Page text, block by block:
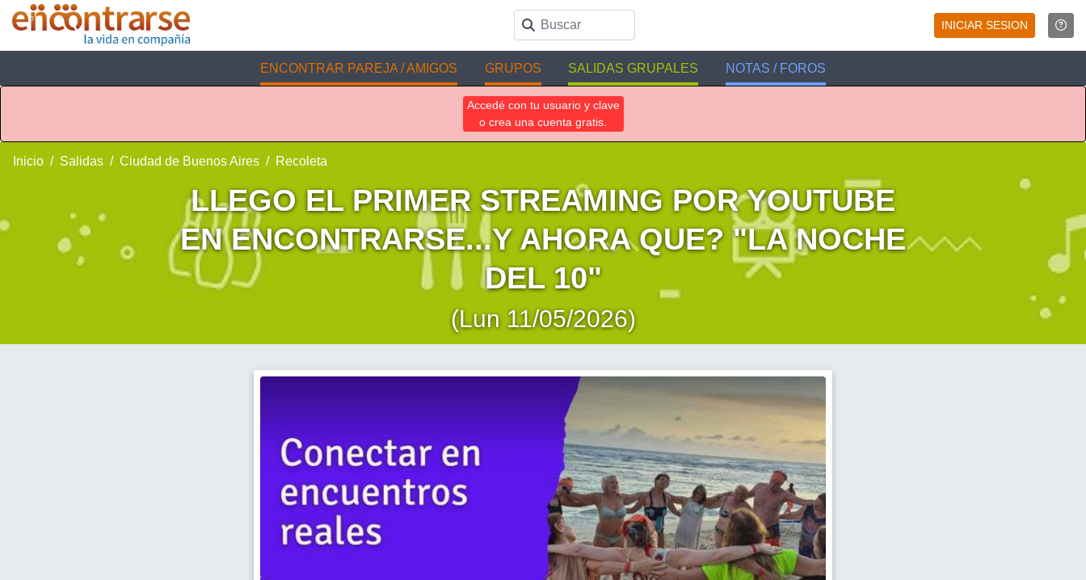
INICIAR SESION
ENCONTRAR PAREJA / AMIGOS GRUPOS SALIDAS GRUPALES NOTAS / FOROS
Accedé con tu usuario y clave
o crea una cuenta gratis.
Inicio Salidas Ciudad de Buenos Aires Recoleta
LLEGO EL PRIMER STREAMING POR YOUTUBE
EN ENCONTRARSE...Y AHORA QUE? "LA NOCHE
DEL 10"
(Lun 11/05/2026)